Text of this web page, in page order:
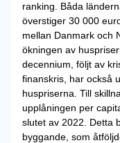
ranking. Båda
överstiger 30 000
mellan Danmark och
ökningen av
decennium, följt av
finanskris, har också
huspriserna. Till
upplåningen per
slutet av 2022. Detta
byggande, som